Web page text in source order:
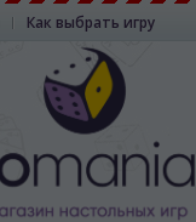
Как выбрать игру